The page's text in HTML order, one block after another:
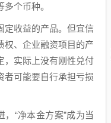
个币种。
定收益的产品。但宜信
权、企业融资项目的产
，实际上没有刚性兑付
者可能要自行承担亏损
，“净本金方案”成为当